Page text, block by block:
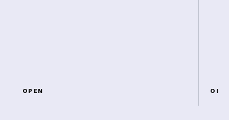
OPEN